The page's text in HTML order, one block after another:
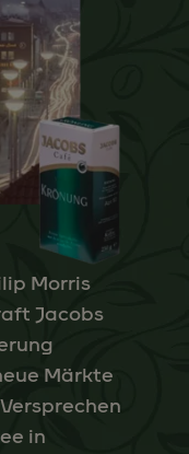
Morris
Jacobs
Märkte
in